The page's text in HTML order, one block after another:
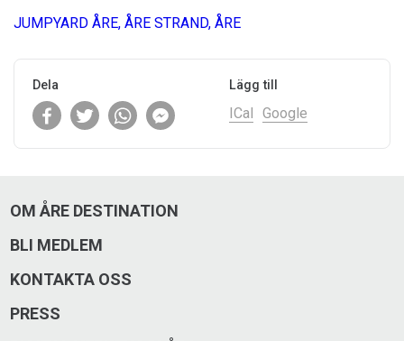
JUMPYARD ÅRE, ÅRE STRAND, ÅRE
Dela Lägg till
ICal Google
OM ÅRE DESTINATION
BLI MEDLEM
KONTAKTA OSS
PRESS